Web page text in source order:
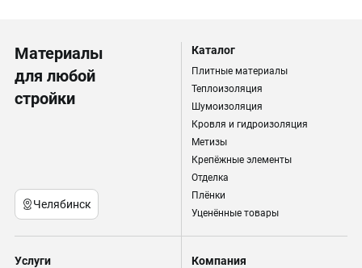
Материалы
для любой
стройки
Челябинск
Каталог
Плитные материалы
Теплоизоляция
Шумоизоляция
Кровля и гидроизоляция
Метизы
Крепёжные элементы
Отделка
Плёнки
Уценённые товары
Услуги Компания